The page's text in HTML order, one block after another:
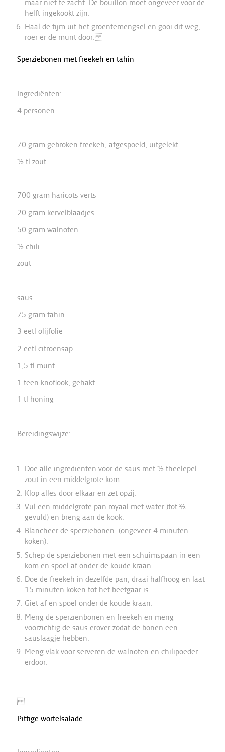
maar niet te zacht. De bouillon moet ongeveer voor de
helft ingekookt zijn.
Haal de tijm uit het groentemengsel en gooi dit weg,
roer er de munt door.
Sperziebonen met freekeh en tahin
Ingrediënten:
4 personen
70 gram gebroken freekeh, afgespoeld, uitgelekt
½ tl zout
700 gram haricots verts
20 gram kervelblaadjes
50 gram walnoten
½ chili
zout
saus
75 gram tahin
3 eetl olijfolie
2 eetl citroensap
1,5 tl munt
1 teen knoflook, gehakt
1 tl honing
Bereidingswijze:
Doe alle ingredienten voor de saus met ½ theelepel
zout in een middelgrote kom.
Klop alles door elkaar en zet opzij.
Vul een middelgrote pan royaal met water )tot ⅔
gevuld) en breng aan de kook.
Blancheer de sperziebonen. (ongeveer 4 minuten
koken).
Schep de sperziebonen met een schuimspaan in een
kom en spoel af onder de koude kraan.
Doe de freekeh in dezelfde pan, draai halfhoog en laat
15 minuten koken tot het beetgaar is.
Giet af en spoel onder de koude kraan.
Meng de sperzienbonen en freekeh en meng
voorzichtig de saus erover zodat de bonen een
sauslaagje hebben.
Meng vlak voor serveren de walnoten en chilipoeder
erdoor.
Pittige wortelsalade